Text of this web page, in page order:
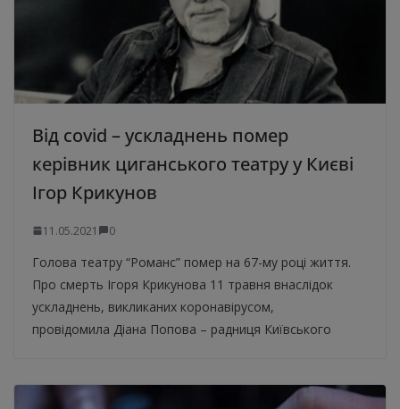
Від сovid – ускладнень помер
керівник циганського театру у Києві
Ігор Крикунов
11.05.2021 0
Голова театру “Романс” помер на 67-му році життя.
Про смерть Ігоря Крикунова 11 травня внаслідок
ускладнень, викликаних коронавірусом,
провідомила Діана Попова – радниця Київського